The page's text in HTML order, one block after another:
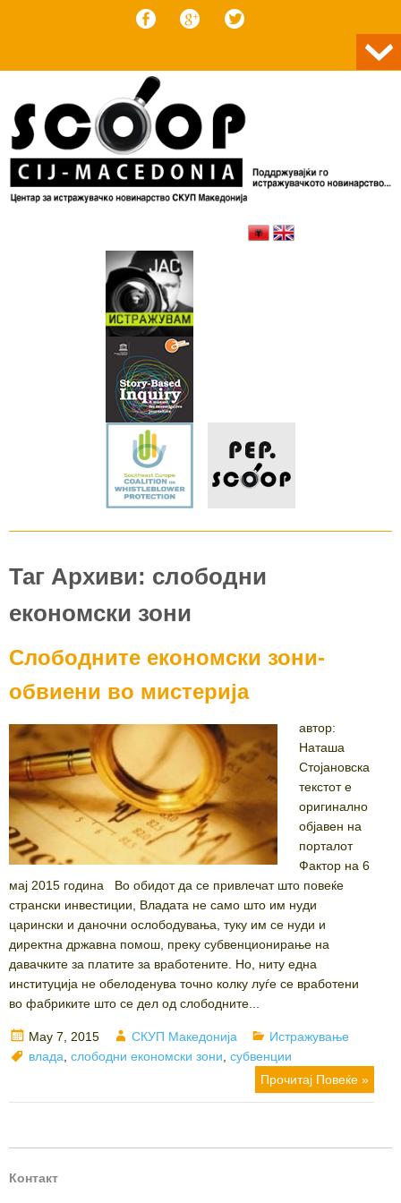
Таг Архиви: слободни
економски зони
Слободните економски зони-
обвиени во мистерија
автор:
Наташа
Стојановска
текстот е
оригинално
објавен на
порталот
Фактор на 6
мај 2015 година Во обидот да се привлечат што повеќе
странски инвестиции, Владата не само што им нуди
царински и даночни ослободувања, туку им се нуди и
директна државна помош, преку субвенционирање на
давачките за платите за вработените. Но, ниту една
институција не обелоденува точно колку луѓе се вработени
во фабриките што се дел од слободните...
Posted
on
May 7, 2015 Author
СКУП Македонија Categories
Истражување
Tags
влада слободни економски зони субвенции
Прочитај Повеќе »
Контакт